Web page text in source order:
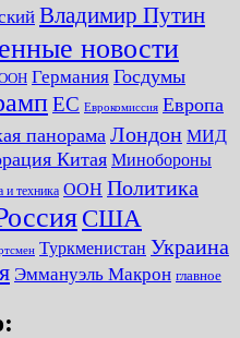
Владимир Путин
новости
ООН Германия Госдумы
ЕС Еврокомиссия Европа
панорама Лондон МИД
Китая Минобороны
и техника ООН Политика
США
Туркменистан Украина
Эммануэль Макрон главное